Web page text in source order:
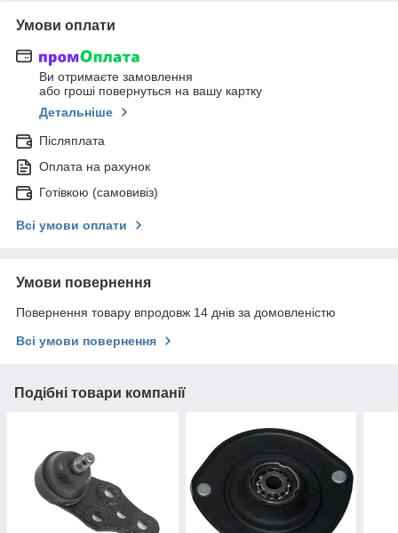
Умови оплати
Ви отримаєте замовлення
або гроші повернуться на вашу картку
Детальніше
Післяплата
Оплата на рахунок
Готівкою (самовивіз)
Всі умови оплати
Умови повернення
Повернення товару впродовж 14 днів за домовленістю
Всі умови повернення
Подібні товари компанії